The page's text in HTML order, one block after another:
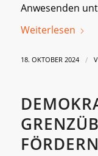
Anwesenden
Weiterlesen
18. OKTOBER 2024 /
FÖRDERN